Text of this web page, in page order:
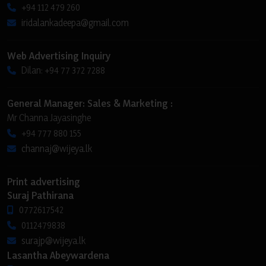
+94 112 479 260
iridalankadeepa@gmail.com
Web Advertising Inquiry
Dilan: +94 77 372 7288
General Manager: Sales & Marketing :
Mr Channa Jayasinghe
+94 777 880 155
channaj@wijeya.lk
Print advertising
Suraj Pathirana
0772617542
0112479838
surajp@wijeya.lk
Lasantha Abeywardena